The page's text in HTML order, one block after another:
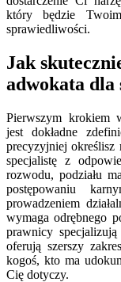
który będzie
sprawiedliwości.
Jak
adwokata
Pierwszym krokiem
jest dokładne
precyzyjniej określisz
specjalistę z
rozwodu, podziału
postępowaniu
prowadzeniem
wymaga odrębnego
prawnicy
oferują szerszy
kogoś, kto ma
Cię dotyczy.